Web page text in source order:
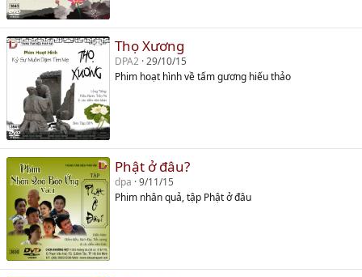
Thọ Xương
DPA2 29/10/15
Phim hoạt hình về tấm gương hiếu thảo
Phật ở đâu?
dpa 9/11/15
Phim nhân quả, tập Phật ở đâu